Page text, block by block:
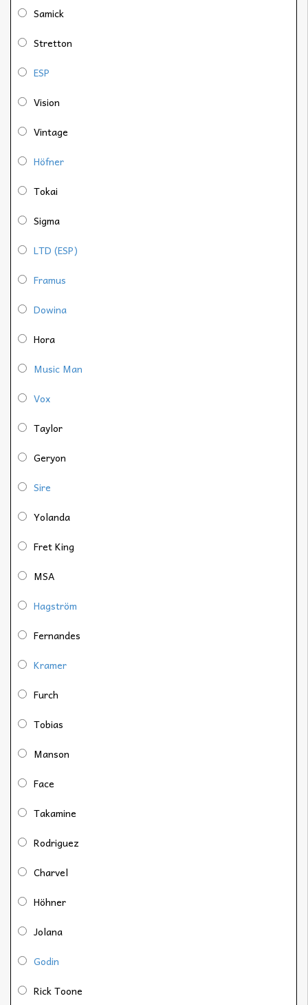
Samick
Stretton
ESP
Vision
Vintage
Höfner
Tokai
Sigma
LTD (ESP)
Framus
Dowina
Hora
Music Man
Vox
Taylor
Geryon
Sire
Yolanda
Fret King
MSA
Hagström
Fernandes
Kramer
Furch
Tobias
Manson
Face
Takamine
Rodriguez
Charvel
Höhner
Jolana
Godin
Rick Toone